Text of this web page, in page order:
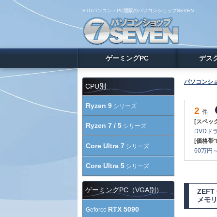
BTOパソコン・PC通販のパソコンショップSEVEN
ゲーミングPC デス
パソコンシ
2 件
[スペッ
DVDド
[価格帯
60万円
ZEFT
メモ
CPU別
Ryzen 9 シリーズ
Ryzen 7 / 5 シリーズ
Core Ultra 7 シリーズ
Core Ultra 5 シリーズ
ゲーミングPC（VGA別）
Geforce RTX 5090